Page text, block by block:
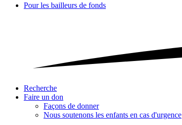
Pour les bailleurs de fonds
Recherche
Faire un don
Façons de donner
Nous soutenons les enfants en cas d'urgence